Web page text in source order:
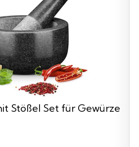
Stößel Set für Gewürze